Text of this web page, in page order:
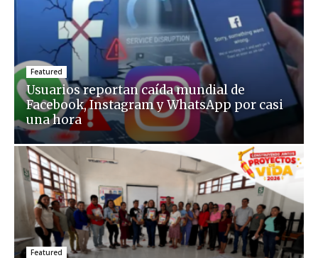
Featured
Usuarios reportan caída mundial de
Facebook, Instagram y WhatsApp por casi
una hora
Featured